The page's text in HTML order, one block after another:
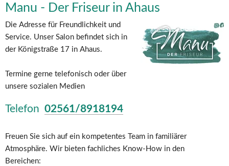
Manu - Der Friseur in Ahaus
Die Adresse für Freundlichkeit und
Service. Unser Salon befindet sich in
der Königstraße 17 in Ahaus.
Termine gerne telefonisch oder über
unsere sozialen Medien
Telefon 02561/8918194
Freuen Sie sich auf ein kompetentes Team in familiärer
Atmosphäre. Wir bieten fachliches Know-How in den
Bereichen: